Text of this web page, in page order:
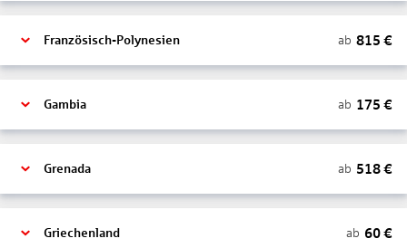
Französisch-Polynesien ab 815 €
Gambia ab 175 €
Grenada ab 518€
Griechenland ab 60€